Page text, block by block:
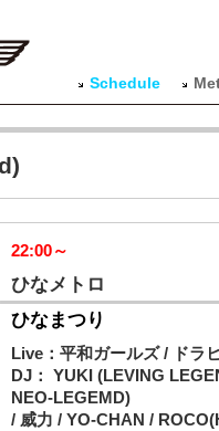
Schedule
22:00～
ひなメトロ
ひなまつり
Live：平和ガールズ / ド
DJ： YUKI (LEVING
NEO-LEGEMD)
/ 威力 / YO-CHAN /